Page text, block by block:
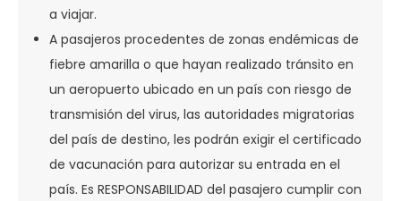
a viajar.
A pasajeros procedentes de zonas endémicas de
fiebre amarilla o que hayan realizado tránsito en
un aeropuerto ubicado en un país con riesgo de
transmisión del virus, las autoridades migratorias
del país de destino, les podrán exigir el certificado
de vacunación para autorizar su entrada en el
país. Es RESPONSABILIDAD del pasajero cumplir con